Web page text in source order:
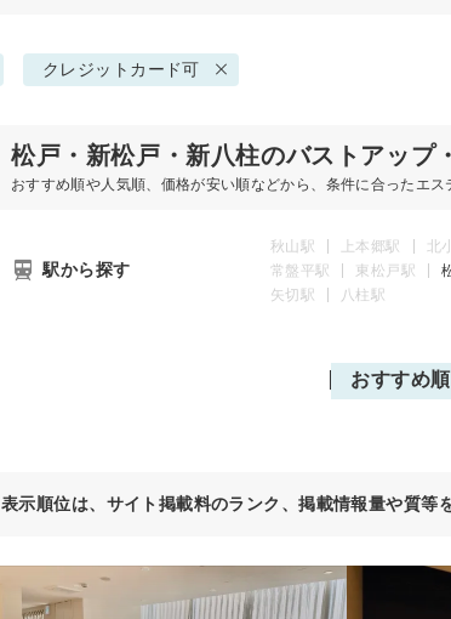
クレジットカード可
松戸・新松戸・新八柱のバストアップ
おすすめ順や人気順、価格が安い順などから、条件に合ったエス
駅から探す
秋山駅 上本郷駅 北
常盤平駅
東松戸駅
矢切駅
八柱駅
おすすめ
表示順位は、サイト掲載料のランク、掲載情報量や質等